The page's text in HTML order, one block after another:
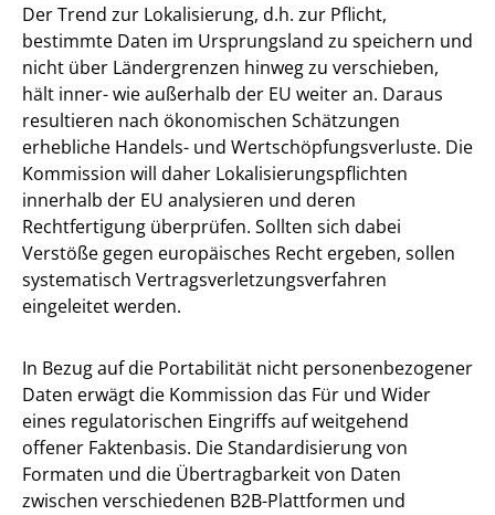
Der Trend zur Lokalisierung, d.h. zur Pflicht,
bestimmte Daten im Ursprungsland zu speichern und
nicht über Ländergrenzen hinweg zu verschieben,
hält inner- wie außerhalb der EU weiter an. Daraus
resultieren nach ökonomischen Schätzungen
erhebliche Handels- und Wertschöpfungsverluste. Die
Kommission will daher Lokalisierungspflichten
innerhalb der EU analysieren und deren
Rechtfertigung überprüfen. Sollten sich dabei
Verstöße gegen europäisches Recht ergeben, sollen
systematisch Vertragsverletzungsverfahren
eingeleitet werden.
In Bezug auf die Portabilität nicht personenbezogener
Daten erwägt die Kommission das Für und Wider
eines regulatorischen Eingriffs auf weitgehend
offener Faktenbasis. Die Standardisierung von
Formaten und die Übertragbarkeit von Daten
zwischen verschiedenen B2B-Plattformen und